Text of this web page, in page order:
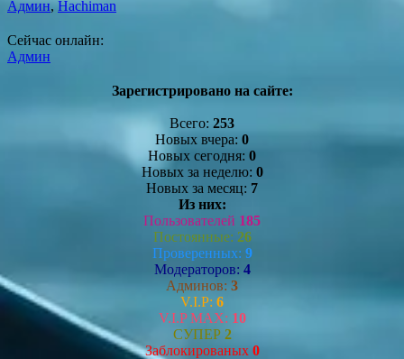
Админ,Hachiman
Сейчас онлайн:
Админ
Зарегистрировано на сайте:
Всего: 253
Новых вчера: 0
Новых сегодня: 0
Новых за неделю: 0
Новых за месяц: 7
Из них:
Пользователей 185
Постоянные: 26
Проверенных: 9
Модераторов: 4
Админов: 3
V.I.P: 6
V.I.P MAX: 10
СУПЕР 2
Заблокированых 0